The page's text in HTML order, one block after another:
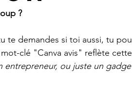
?
te demandes si toi aussi, tu
mot-clé "Canva avis" reflète
entrepreneur, ou juste un